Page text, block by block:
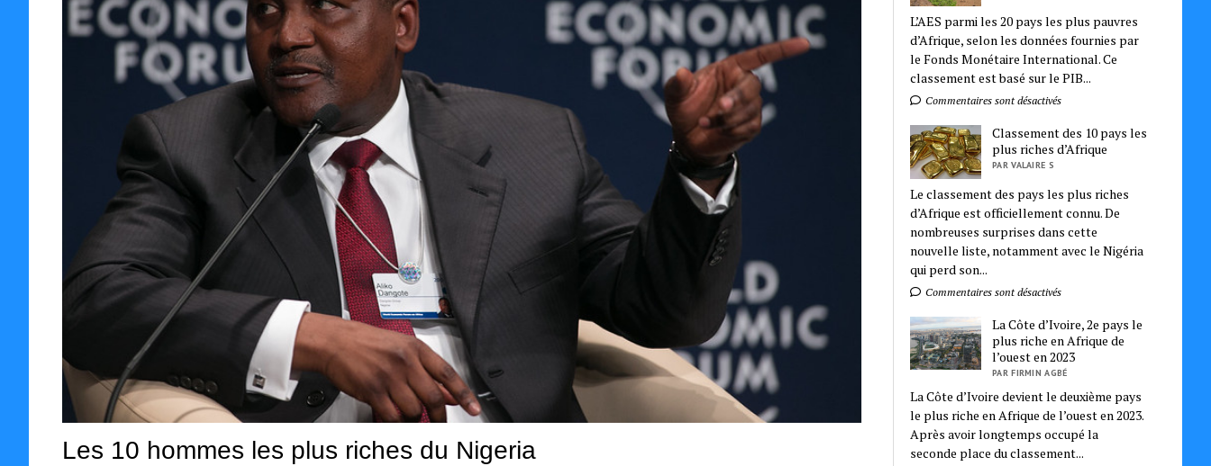
Les 10 hommes les plus riches du Nigeria
L’AES parmi les 20 pays les plus pauvres
d’Afrique, selon les données fournies par
le Fonds Monétaire International. Ce
classement est basé sur le PIB...
Commentaires sont désactivés
Classement des 10 pays les
plus riches d’Afrique
PAR VALAIRE S
Le classement des pays les plus riches
d’Afrique est officiellement connu. De
nombreuses surprises dans cette
nouvelle liste, notamment avec le Nigéria
qui perd son...
Commentaires sont désactivés
La Côte d’Ivoire, 2e pays le
plus riche en Afrique de
l’ouest en 2023
PAR FIRMIN AGBÉ
La Côte d’Ivoire devient le deuxième pays
le plus riche en Afrique de l’ouest en 2023.
Après avoir longtemps occupé la
seconde place du classement...